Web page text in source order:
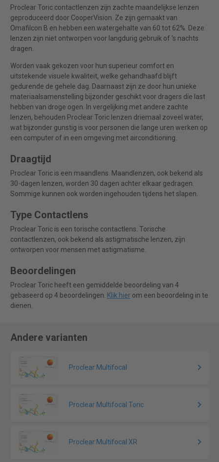
Proclear Toric contactlenzen zijn zachte maandelijkse lenzen
geproduceerd door CooperVision. Ze zijn gemaakt van
Omafilcon B en hebben een watergehalte van 60 tot 62%. Deze
lenzen zijn niet ontworpen voor langdurig gebruik of 's nachts
dragen.
Worden vaak gekozen voor hun superieur comfort en
uitstekende visuele kwaliteit, welke gehandhaafd blijft
gedurende de gehele dag. Daarnaast zijn ze door hun unieke
materiaalsamenstelling bijzonder geschikt voor dragers die last
hebben van droge ogen. In vergelijking met andere zachte
lenzen, behouden Proclear Toric lenzen driemaal zoveel water,
wat bijzonder gunstig is voor personen die lange uren werken op
een computer of in een omgeving met airconditioning.
Draagtijd
Proclear Toric is een maandlens. Maandlenzen, ook bekend als
30-dagen lenzen, worden 30 dagen achter elkaar gedragen.
Sommige kunnen ook worden ingehouden tijdens het slapen.
Type Contactlens
Proclear Toric is een torische contactlens. Torische
contactlenzen, ook bekend als astigmatische lenzen, zijn
ontworpen voor mensen met astigmatisme.
Beoordelingen
Proclear Toric heeft een gemiddelde beoordeling van 4
gebaseerd op 4 beoordelingen. Klik hierom een beoordeling in te
dienen.
Andere varianten
Proclear Multifocal
Proclear Multifocal Toric
Proclear Multifocal XR